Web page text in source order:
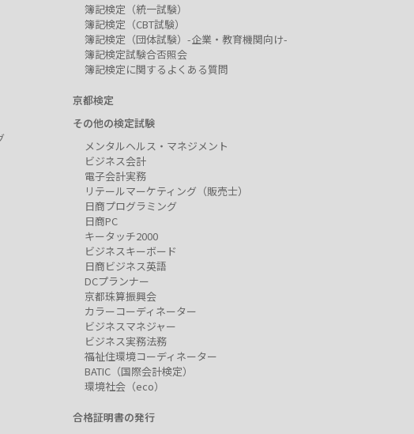
簿記検定（統一試験）
簿記検定（CBT試験）
簿記検定（団体試験）-企業・教育機関向け-
簿記検定試験合否照会
簿記検定に関するよくある質問
京都検定
その他の検定試験
メンタルヘルス・マネジメント
ビジネス会計
電子会計実務
リテールマーケティング（販売士）
日商プログラミング
日商PC
キータッチ2000
ビジネスキーボード
日商ビジネス英語
DCプランナー
京都珠算振興会
カラーコーディネーター
ビジネスマネジャー
ビジネス実務法務
福祉住環境コーディネーター
BATIC（国際会計検定）
環境社会（eco）
合格証明書の発行